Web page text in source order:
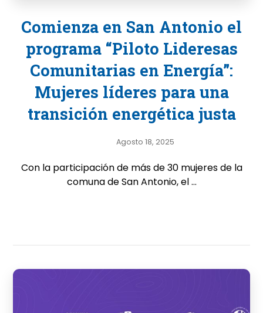
Comienza en San Antonio el
programa “Piloto Lideresas
Comunitarias en Energía”:
Mujeres líderes para una
transición energética justa
Agosto 18, 2025
Con la participación de más de 30 mujeres de la
comuna de San Antonio, el ...